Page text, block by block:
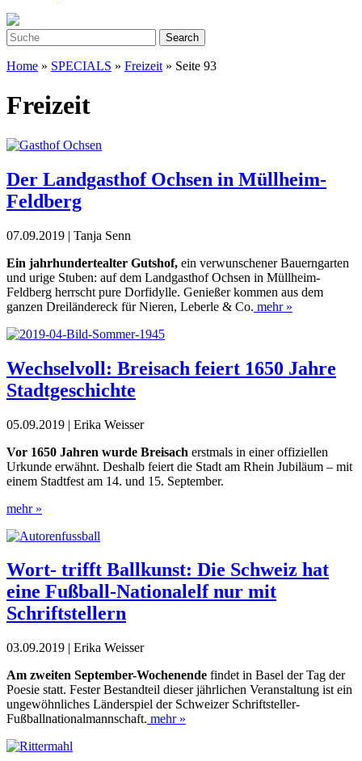
Home » SPECIALS » Freizeit » Seite 93
Freizeit
Der Landgasthof Ochsen in Müllheim-
Feldberg
07.09.2019 | Tanja Senn
Ein jahrhundertealter Gutshof, ein verwunschener Bauerngarten
und urige Stuben: auf dem Landgasthof Ochsen in Müllheim-
Feldberg herrscht pure Dorfidylle. Genießer kommen aus dem
ganzen Dreiländereck für Nieren, Leberle & Co. mehr »
Wechselvoll: Breisach feiert 1650 Jahre
Stadtgeschichte
05.09.2019 | Erika Weisser
Vor 1650 Jahren wurde Breisach erstmals in einer offiziellen
Urkunde erwähnt. Deshalb feiert die Stadt am Rhein Jubiläum – mit
einem Stadtfest am 14. und 15. September.
mehr »
Wort- trifft Ballkunst: Die Schweiz hat
eine Fußball-Nationalelf nur mit
Schriftstellern
03.09.2019 | Erika Weisser
Am zweiten September-Wochenende findet in Basel der Tag der
Poesie statt. Fester Bestandteil dieser jährlichen Veranstaltung ist ein
ungewöhnliches Länderspiel der Schweizer Schriftsteller-
Fußballnationalmannschaft. mehr »